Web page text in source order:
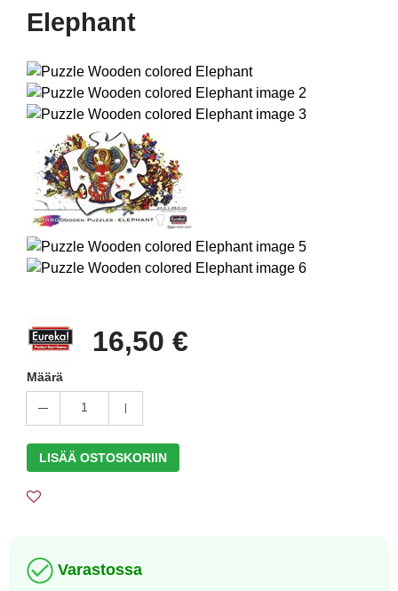
Elephant
16,50 €
Määrä
1
LISÄÄ OSTOSKORIIN
Varastossa